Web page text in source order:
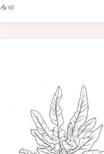
📥 68